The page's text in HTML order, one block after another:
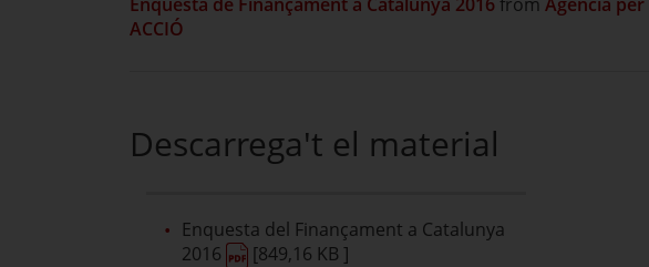
ACCIÓ
Descarrega't el material
Enquesta del Finançament a Catalunya
2016
[849,16 KB ]